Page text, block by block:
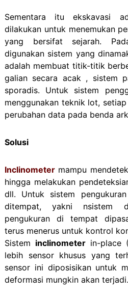
Sementara itu ekskavasi
dilakukan untuk menemukan
yang bersifat sejarah.
digunakan sistem yang
adalah membuat titik-titik
galian secara acak , sistem
sporadis. Untuk sistem
menggunakan teknik lot,
perubahan data pada benda
Solusi
Inclinometermampu
hingga melakukan
dll. Untuk sistem
ditempat, yakni nsistem
pengukuran di tempat
terus menerus untuk kontrol
Sistem inclinometerin-place
lebih sensor khusus yang
sensor ini diposisikan untuk
deformasi mungkin akan terjadi.